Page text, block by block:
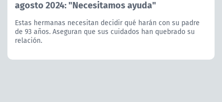
agosto 2024: "Necesitamos ayuda"
Estas hermanas necesitan decidir qué harán con su padre
de 93 años. Aseguran que sus cuidados han quebrado su
relación.